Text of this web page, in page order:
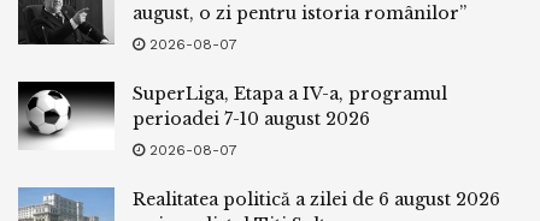
august, o zi pentru istoria românilor”
2026-08-07
SuperLiga, Etapa a IV-a, programul
perioadei 7-10 august 2026
2026-08-07
Realitatea politică a zilei de 6 august 2026